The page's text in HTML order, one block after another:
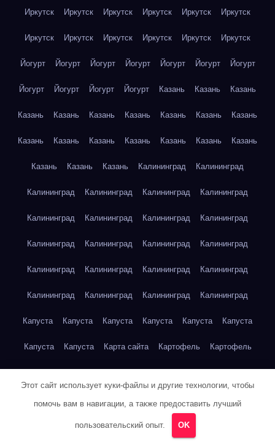
Иркутск Иркутск Иркутск Иркутск Иркутск Иркутск
Иркутск Иркутск Иркутск Иркутск Иркутск Иркутск
Йогурт Йогурт Йогурт Йогурт Йогурт Йогурт Йогурт
Йогурт Йогурт Йогурт Йогурт Казань Казань Казань
Казань Казань Казань Казань Казань Казань Казань
Казань Казань Казань Казань Казань Казань Казань
Казань Казань Казань Калининград Калининград
Калининград Калининград Калининград Калининград
Калининград Калининград Калининград Калининград
Калининград Калининград Калининград Калининград
Калининград Калининград Калининград Калининград
Калининград Калининград Калининград Калининград
Капуста Капуста Капуста Капуста Капуста Капуста
Капуста Капуста Карта сайта Картофель Картофель
Кейптаун
Кейптаун Кейптаун Кейптаун
Этот сайт использует куки-файлы и другие технологии, чтобы
помочь вам в навигации, а также предоставить лучший
пользовательский опыт. OK